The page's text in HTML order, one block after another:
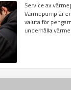
Service av
Värmepump är
valuta för
underhålla